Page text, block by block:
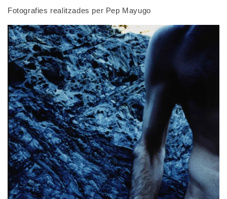
Fotografies realitzades per Pep Mayugo